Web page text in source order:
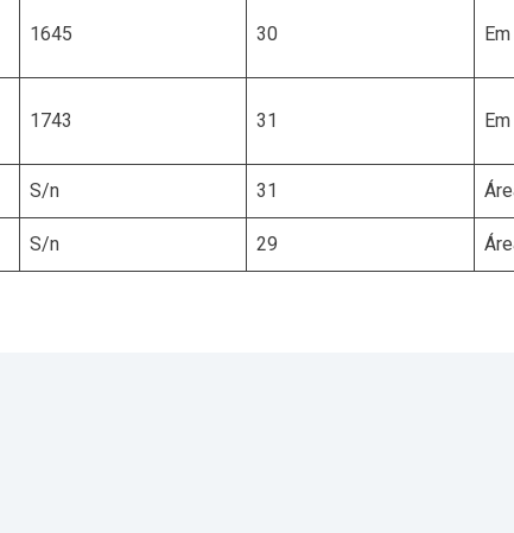
1645 30
1743 31
S/n 31
S/n 29